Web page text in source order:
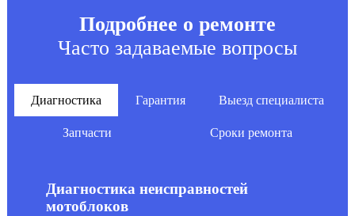
Подробнее о ремонте
Часто задаваемые вопросы
Диагностика
Диагностика неисправностей
мотоблоков
Гарантия Выезд специалиста
Запчасти Сроки ремонта